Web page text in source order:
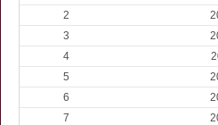
2
3
4
5
6
7